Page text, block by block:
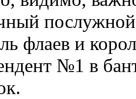
флаев и
№1 в